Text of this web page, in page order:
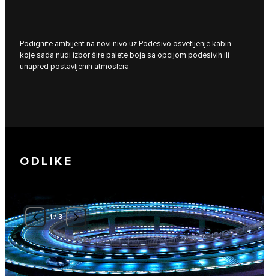
Podignite ambijent na novi nivo uz Podesivo osvetljenje kabin,
koje sada nudi izbor šire palete boja sa opcijom podesivih ili
unapred postavljenih atmosfera.
ODLIKE
1/3